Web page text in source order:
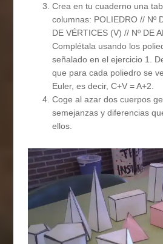
Crea en tu cuaderno una
columnas: POLIEDRO // Nº
DE VÉRTICES (V) // Nº DE
Complétala usando los
señalado en el ejercicio 1.
que para cada poliedro se
Euler, es decir, C+V = A+2.
Coge al azar dos cuerpos
semejanzas y diferencias
ellos.